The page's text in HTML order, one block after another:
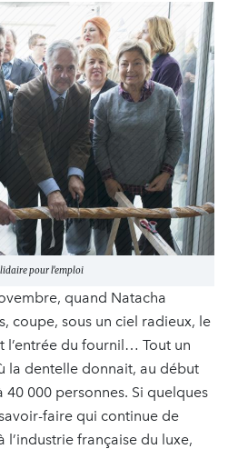
pour l'emploi
quand Natacha
coupe, sous un ciel radieux, le
l’entrée du fournil… Tout un
la dentelle donnait, au début
40 000 personnes. Si quelques
faire qui continue de
l’industrie française du luxe,